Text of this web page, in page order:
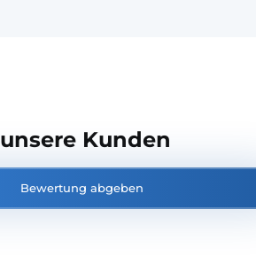
unsere Kunden
Bewertung abgeben